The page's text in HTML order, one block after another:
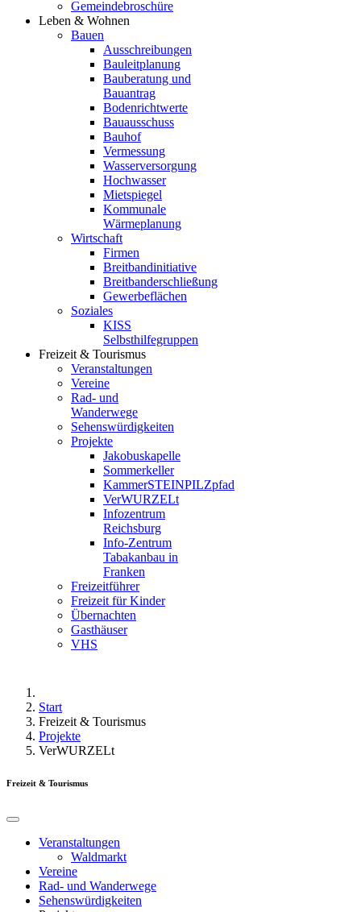
Gemeindebroschüre
Leben & Wohnen
Bauen
Ausschreibungen
Bauleitplanung
Bauberatung und
Bauantrag
Bodenrichtwerte
Bauausschuss
Bauhof
Vermessung
Wasserversorgung
Hochwasser
Mietspiegel
Kommunale
Wärmeplanung
Wirtschaft
Firmen
Breitbandinitiative
Breitbanderschließung
Gewerbeflächen
Soziales
KISS
Selbsthilfegruppen
Freizeit & Tourismus
Veranstaltungen
Vereine
Rad- und
Wanderwege
Sehenswürdigkeiten
Projekte
Jakobuskapelle
Sommerkeller
KammerSTEINPILZpfad
VerWURZELt
Infozentrum
Reichsburg
Info-Zentrum
Tabakanbau in
Franken
Freizeitführer
Freizeit für Kinder
Übernachten
Gasthäuser
VHS
Start
Freizeit & Tourismus
Projekte
VerWURZELt
Freizeit & Tourismus
Veranstaltungen
Waldmarkt
Vereine
Rad- und Wanderwege
Sehenswürdigkeiten